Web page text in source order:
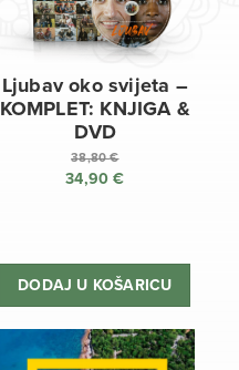
Ljubav oko svijeta –
KOMPLET: KNJIGA &
DVD
38,80€
Izvorna
38,80 €.
34,90€
34,90 €.
DODAJ U KOŠARICU